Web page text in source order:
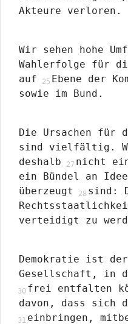
Akteure verloren.
Wir sehen hohe
Wahlerfolge für
auf
Ebene der
sowie im Bund.
Die Ursachen für
sind vielfältig.
deshalb
nicht
ein Bündel an
überzeugt
sind:
verteidigt zu
Demokratie ist
Gesellschaft, in
frei entfalten
davon, dass sich
einbringen,